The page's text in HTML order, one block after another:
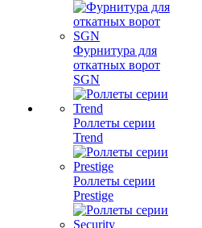
Фурнитура для
откатных ворот
SGN
Роллеты серии
Trend
Роллеты серии
Prestige